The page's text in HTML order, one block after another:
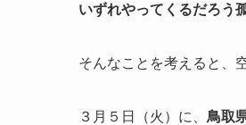
いずれやってくるだろう
そんなことを考えると、
３月５日（火）に、 鳥取